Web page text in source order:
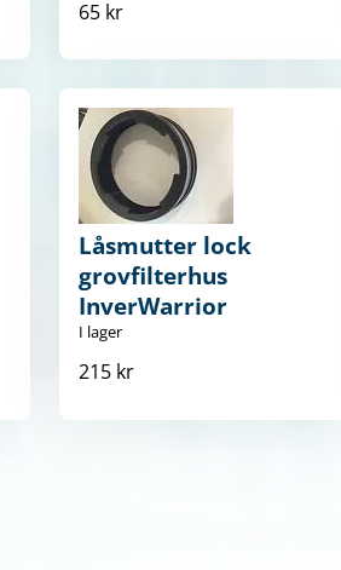
65 kr
Låsmutter lock
grovfilterhus
InverWarrior
I lager
215 kr